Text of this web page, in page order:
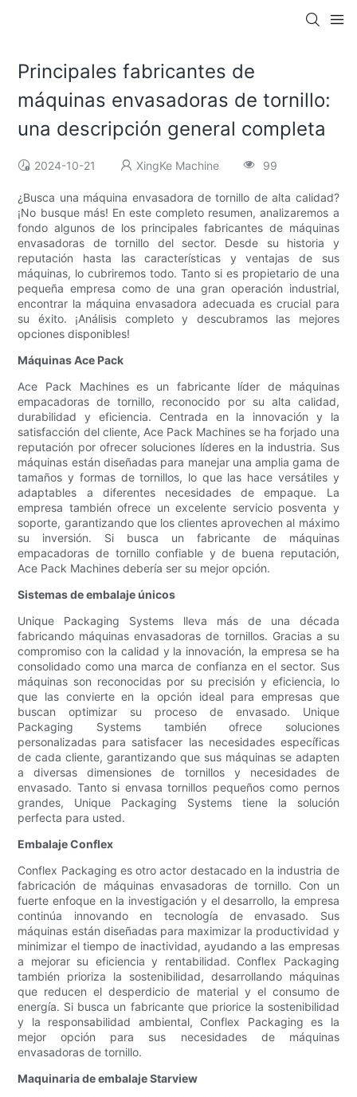
Principales fabricantes de
máquinas envasadoras de tornillo:
una descripción general completa
2024-10-21 XingKe Machine 99
¿Busca una máquina envasadora de tornillo de alta calidad?
¡No busque más! En este completo resumen, analizaremos a
fondo algunos de los principales fabricantes de máquinas
envasadoras de tornillo del sector. Desde su historia y
reputación hasta las características y ventajas de sus
máquinas, lo cubriremos todo. Tanto si es propietario de una
pequeña empresa como de una gran operación industrial,
encontrar la máquina envasadora adecuada es crucial para
su éxito. ¡Análisis completo y descubramos las mejores
opciones disponibles!
Máquinas Ace Pack
Ace Pack Machines es un fabricante líder de máquinas
empacadoras de tornillo, reconocido por su alta calidad,
durabilidad y eficiencia. Centrada en la innovación y la
satisfacción del cliente, Ace Pack Machines se ha forjado una
reputación por ofrecer soluciones líderes en la industria. Sus
máquinas están diseñadas para manejar una amplia gama de
tamaños y formas de tornillos, lo que las hace versátiles y
adaptables a diferentes necesidades de empaque. La
empresa también ofrece un excelente servicio posventa y
soporte, garantizando que los clientes aprovechen al máximo
su inversión. Si busca un fabricante de máquinas
empacadoras de tornillo confiable y de buena reputación,
Ace Pack Machines debería ser su mejor opción.
Sistemas de embalaje únicos
Unique Packaging Systems lleva más de una década
fabricando máquinas envasadoras de tornillos. Gracias a su
compromiso con la calidad y la innovación, la empresa se ha
consolidado como una marca de confianza en el sector. Sus
máquinas son reconocidas por su precisión y eficiencia, lo
que las convierte en la opción ideal para empresas que
buscan optimizar su proceso de envasado. Unique
Packaging Systems también ofrece soluciones
personalizadas para satisfacer las necesidades específicas
de cada cliente, garantizando que sus máquinas se adapten
a diversas dimensiones de tornillos y necesidades de
envasado. Tanto si envasa tornillos pequeños como pernos
grandes, Unique Packaging Systems tiene la solución
perfecta para usted.
Embalaje Conflex
Conflex Packaging es otro actor destacado en la industria de
fabricación de máquinas envasadoras de tornillo. Con un
fuerte enfoque en la investigación y el desarrollo, la empresa
continúa innovando en tecnología de envasado. Sus
máquinas están diseñadas para maximizar la productividad y
minimizar el tiempo de inactividad, ayudando a las empresas
a mejorar su eficiencia y rentabilidad. Conflex Packaging
también prioriza la sostenibilidad, desarrollando máquinas
que reducen el desperdicio de material y el consumo de
energía. Si busca un fabricante que priorice la sostenibilidad
y la responsabilidad ambiental, Conflex Packaging es la
mejor opción para sus necesidades de máquinas
envasadoras de tornillo.
Maquinaria de embalaje Starview